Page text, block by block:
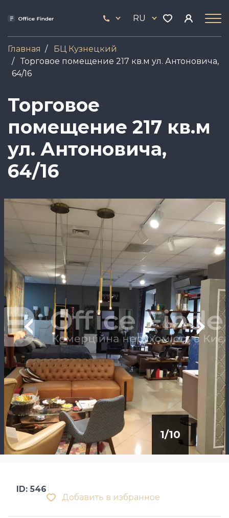
содержанию
444
17
RU
Главная
БЦ Кузнецкий
Торговое помещение 217 кв.м ул. Антоновича,
64/16
Торговое
помещение 217 кв.м
ул. Антоновича,
64/16
Image
1/10
Добавить в избранное
ID: 546